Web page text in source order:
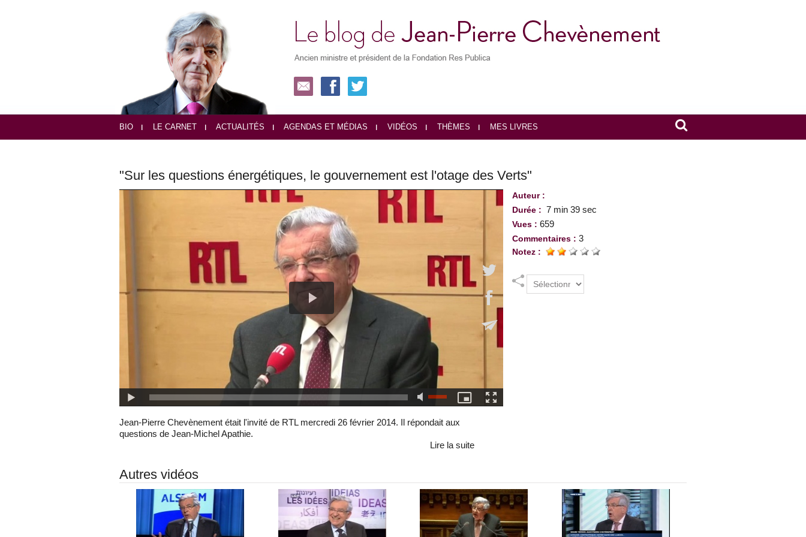
BIO LE CARNET ACTUALITÉS AGENDAS ET MÉDIAS VIDÉOS THÈMES MES LIVRES
"Sur les questions énergétiques, le gouvernement est l'otage des Verts"
Auteur :
Durée : 7 min 39 sec
Vues : 659
Commentaires : 3
Notez :
Jean-Pierre Chevènement était l'invité de RTL mercredi 26 février 2014. Il répondait aux
questions de Jean-Michel Apathie.
Lire la suite
Autres vidéos